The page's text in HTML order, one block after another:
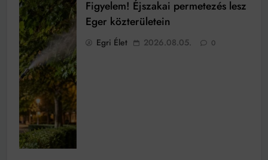
Figyelem! Éjszakai permetezés lesz
Eger közterületein
Egri Élet 2026.08.05. 0